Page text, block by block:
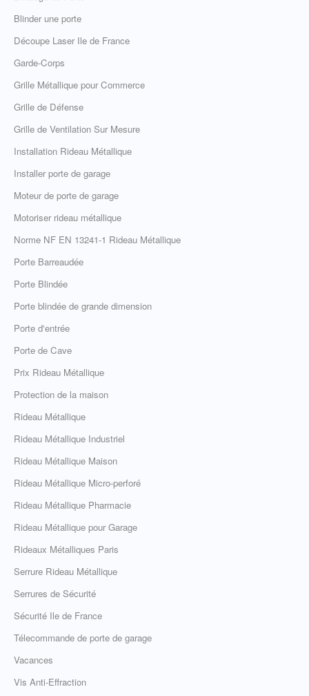
Blinder une porte
Découpe Laser Ile de France
Garde-Corps
Grille Métallique pour Commerce
Grille de Défense
Grille de Ventilation Sur Mesure
Installation Rideau Métallique
Installer porte de garage
Moteur de porte de garage
Motoriser rideau métallique
Norme NF EN 13241-1 Rideau Métallique
Porte Barreaudée
Porte Blindée
Porte blindée de grande dimension
Porte d'entrée
Porte de Cave
Prix Rideau Métallique
Protection de la maison
Rideau Métallique
Rideau Métallique Industriel
Rideau Métallique Maison
Rideau Métallique Micro-perforé
Rideau Métallique Pharmacie
Rideau Métallique pour Garage
Rideaux Métalliques Paris
Serrure Rideau Métallique
Serrures de Sécurité
Sécurité Ile de France
Télecommande de porte de garage
Vacances
Vis Anti-Effraction